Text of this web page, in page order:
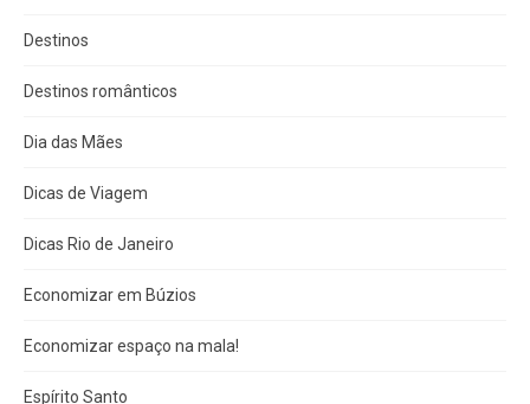
Destinos
Destinos românticos
Dia das Mães
Dicas de Viagem
Dicas Rio de Janeiro
Economizar em Búzios
Economizar espaço na mala!
Espírito Santo